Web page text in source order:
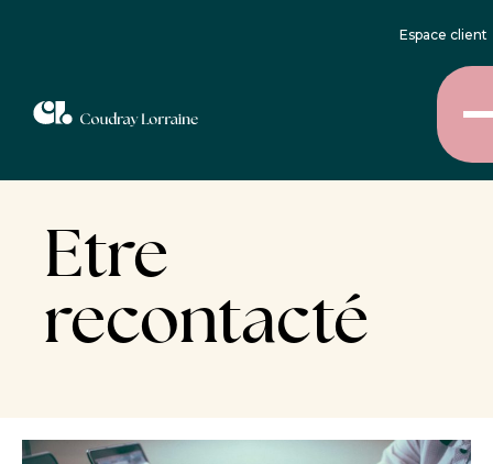
Espace client
Etre
recontacté